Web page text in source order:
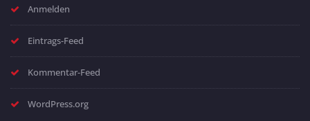
Anmelden
Eintrags-Feed
Kommentar-Feed
WordPress.org